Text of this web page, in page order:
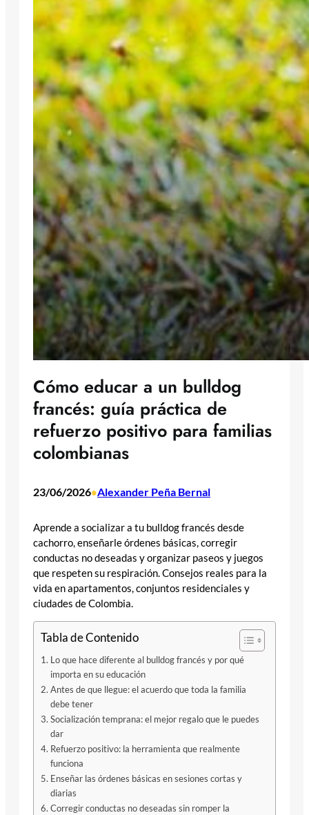
Cómo educar a un bulldog
francés: guía práctica de
refuerzo positivo para familias
colombianas
23/06/2026•Alexander Peña Bernal
Aprende a socializar a tu bulldog francés desde
cachorro, enseñarle órdenes básicas, corregir
conductas no deseadas y organizar paseos y juegos
que respeten su respiración. Consejos reales para la
vida en apartamentos, conjuntos residenciales y
ciudades de Colombia.
Tabla de Contenido
Lo que hace diferente al bulldog francés y por qué
importa en su educación
Antes de que llegue: el acuerdo que toda la familia
debe tener
Socialización temprana: el mejor regalo que le puedes
dar
Refuerzo positivo: la herramienta que realmente
funciona
Enseñar las órdenes básicas en sesiones cortas y
diarias
Corregir conductas no deseadas sin romper la